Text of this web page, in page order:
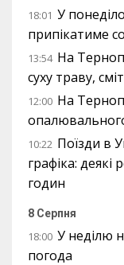
18:01 У
припікатиме
13:54 На
суху траву,
12:00 На
10:22 Поїзди в
графіка:
годин
8 Серпня
18:00 У неділю
погода